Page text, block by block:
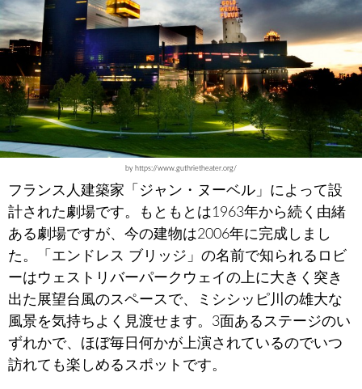
by https://www.guthrietheater.org/
フランス人建築家「ジャン・ヌーベル」によって設
計された劇場です。もともとは1963年から続く由緒
ある劇場ですが、今の建物は2006年に完成しまし
た。「エンドレス ブリッジ」の名前で知られるロビ
ーはウェストリバーパークウェイの上に大きく突き
出た展望台風のスペースで、ミシシッピ川の雄大な
風景を気持ちよく見渡せます。3面あるステージのい
ずれかで、ほぼ毎日何かが上演されているのでいつ
訪れても楽しめるスポットです。